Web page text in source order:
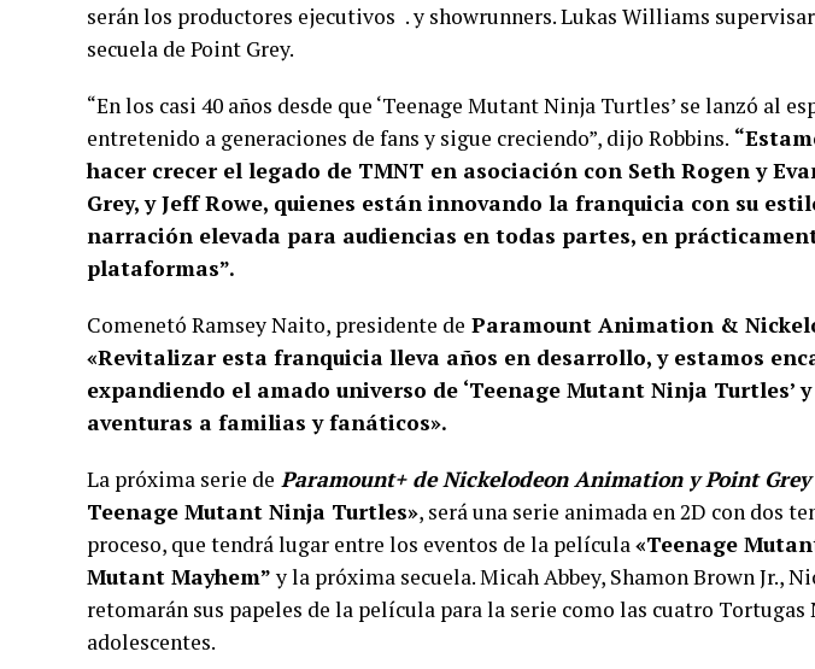
serán los productores ejecutivos . y showrunners. Lukas Williams
secuela de Point Grey.
“En los casi 40 años desde que ‘Teenage Mutant Ninja Turtles’ se lanzó al
entretenido a generaciones de fans y sigue creciendo”, dijo Robbins.
hacer crecer el legado de TMNT en asociación con Seth Rogen y
Grey, y Jeff Rowe, quienes están innovando la franquicia con su
narración elevada para audiencias en todas partes, en
plataformas”.
Comenetó Ramsey Naito, presidente de Paramount Animation &
«Revitalizar esta franquicia lleva años en desarrollo, y estamos
expandiendo el amado universo de ‘Teenage Mutant Ninja Turtles’
aventuras a familias y fanáticos».
La próxima serie de Paramount+ de Nickelodeon Animation y Point
Teenage Mutant Ninja Turtles», será una serie animada en 2D con dos
proceso, que tendrá lugar entre los eventos de la película«Teenage
Mutant Mayhem”y la próxima secuela. Micah Abbey, Shamon Brown Jr.,
retomarán sus papeles de la película para la serie como las cuatro
adolescentes.